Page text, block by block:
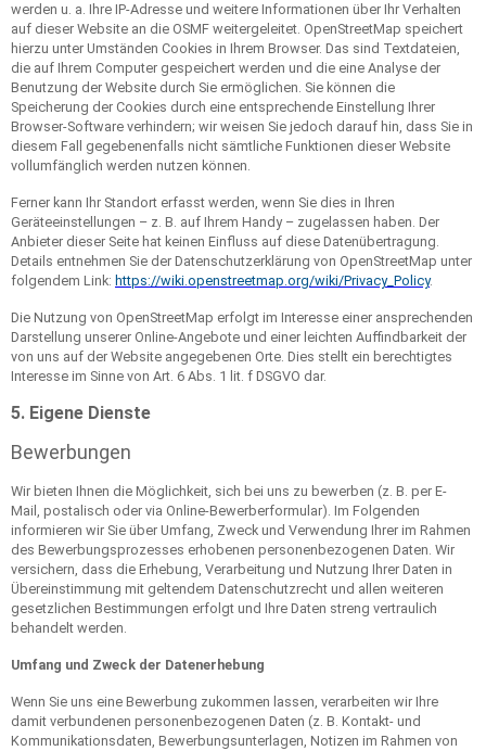
werden u. a. Ihre IP-Adresse und weitere Informationen über Ihr Verhalten
auf dieser Website an die OSMF weitergeleitet. OpenStreetMap speichert
hierzu unter Umständen Cookies in Ihrem Browser. Das sind Textdateien,
die auf Ihrem Computer gespeichert werden und die eine Analyse der
Benutzung der Website durch Sie ermöglichen. Sie können die
Speicherung der Cookies durch eine entsprechende Einstellung Ihrer
Browser-Software verhindern; wir weisen Sie jedoch darauf hin, dass Sie in
diesem Fall gegebenenfalls nicht sämtliche Funktionen dieser Website
vollumfänglich werden nutzen können.
Ferner kann Ihr Standort erfasst werden, wenn Sie dies in Ihren
Geräteeinstellungen – z. B. auf Ihrem Handy – zugelassen haben. Der
Anbieter dieser Seite hat keinen Einfluss auf diese Datenübertragung.
Details entnehmen Sie der Datenschutzerklärung von OpenStreetMap unter
folgendem Link: https://wiki.openstreetmap.org/wiki/Privacy_Policy.
Die Nutzung von OpenStreetMap erfolgt im Interesse einer ansprechenden
Darstellung unserer Online-Angebote und einer leichten Auffindbarkeit der
von uns auf der Website angegebenen Orte. Dies stellt ein berechtigtes
Interesse im Sinne von Art. 6 Abs. 1 lit. f DSGVO dar.
5. Eigene Dienste
Bewerbungen
Wir bieten Ihnen die Möglichkeit, sich bei uns zu bewerben (z. B. per E-
Mail, postalisch oder via Online-Bewerberformular). Im Folgenden
informieren wir Sie über Umfang, Zweck und Verwendung Ihrer im Rahmen
des Bewerbungsprozesses erhobenen personenbezogenen Daten. Wir
versichern, dass die Erhebung, Verarbeitung und Nutzung Ihrer Daten in
Übereinstimmung mit geltendem Datenschutzrecht und allen weiteren
gesetzlichen Bestimmungen erfolgt und Ihre Daten streng vertraulich
behandelt werden.
Umfang und Zweck der Datenerhebung
Wenn Sie uns eine Bewerbung zukommen lassen, verarbeiten wir Ihre
damit verbundenen personenbezogenen Daten (z. B. Kontakt- und
Kommunikationsdaten, Bewerbungsunterlagen, Notizen im Rahmen von